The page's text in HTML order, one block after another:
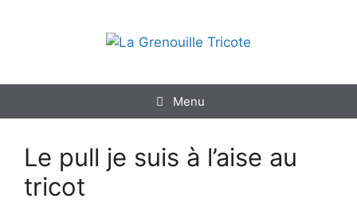
Menu
Le pull je suis à l’aise au
tricot